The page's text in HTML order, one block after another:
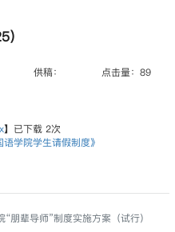
供稿： 点击量： 89
】已下载 2次
学院学生请假制度》
朋辈导师”制度实施方案（试行）